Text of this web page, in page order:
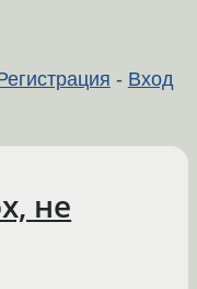
- Вход
не